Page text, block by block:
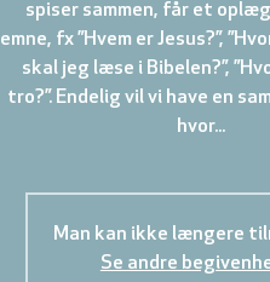
spiser sammen, får et
emne, fx ”Hvem er Jesus?”,
skal jeg læse i Bibelen?”,
tro?”. Endelig vil vi have en
hvor...
Man kan ikke længere
Se andre